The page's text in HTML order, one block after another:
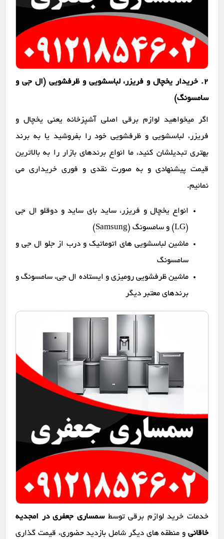
2. خریدار یخچال و فریزر، لباسشویی و ظرفشویی (ال جی و
سامسونگ)
اگر میخواهید لوازم برقی اصلی آشپزخانه یعنی یخچال و
فریزر، لباسشویی و ظرفشویی خود را بفروشید یا به برند
بهتری تبدیلشان کنید، ما انواع برندهای بازار را به بالاترین
قیمت پیشنهادی و به صورت نقدی و فوری خریداری می
نمائیم.
انواع یخچال و فریزر، ساید بای ساید و دوقلو ال جی
(LG) و سامسونگ (Samsung)
ماشین لباسشویی های اتوماتیک و درب از جلو ال جی و
سامسونگ
ماشین ظرفشویی رومیزی و ایستاده ال جی، سامسونگ و
برندهای معتبر دیگر
خدمات خرید لوازم برقی توسطسمساری جعفری در امجدیه
خاقانی و منطقه های دیگر شامل بازدید حضوری، قیمت گذاری